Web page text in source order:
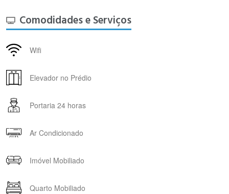
Comodidades e Serviços
Wifi
Elevador no Prédio
Portaria 24 horas
Ar Condicionado
Imóvel Mobiliado
Quarto Mobiliado